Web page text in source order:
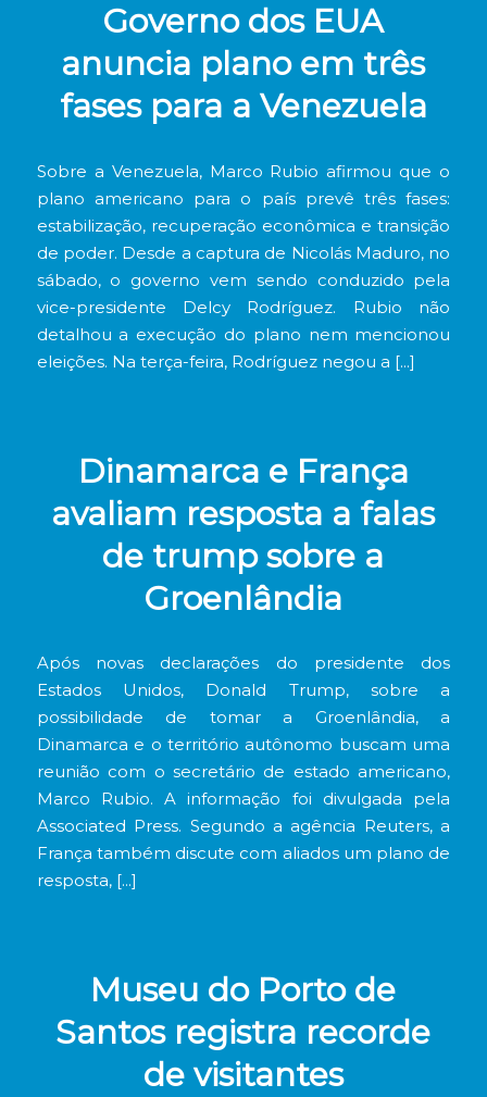
Governo dos EUA
anuncia plano em três
fases para a Venezuela
Sobre a Venezuela, Marco Rubio afirmou que o
plano americano para o país prevê três fases:
estabilização, recuperação econômica e transição
de poder. Desde a captura de Nicolás Maduro, no
sábado, o governo vem sendo conduzido pela
vice-presidente Delcy Rodríguez. Rubio não
detalhou a execução do plano nem mencionou
eleições. Na terça-feira, Rodríguez negou a […]
Dinamarca e França
avaliam resposta a falas
de trump sobre a
Groenlândia
Após novas declarações do presidente dos
Estados Unidos, Donald Trump, sobre a
possibilidade de tomar a Groenlândia, a
Dinamarca e o território autônomo buscam uma
reunião com o secretário de estado americano,
Marco Rubio. A informação foi divulgada pela
Associated Press. Segundo a agência Reuters, a
França também discute com aliados um plano de
resposta, […]
Museu do Porto de
Santos registra recorde
de visitantes